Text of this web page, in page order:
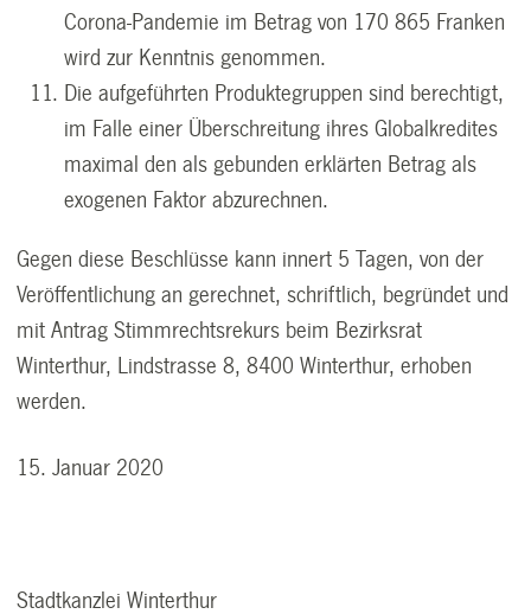
Corona-Pandemie im Betrag von 170 865 Franken
wird zur Kenntnis genommen.
Die aufgeführten Produktegruppen sind berechtigt,
im Falle einer Überschreitung ihres Globalkredites
maximal den als gebunden erklärten Betrag als
exogenen Faktor abzurechnen.
Gegen diese Beschlüsse kann innert 5 Tagen, von der
Veröffentlichung an gerechnet, schriftlich, begründet und
mit Antrag Stimmrechtsrekurs beim Bezirksrat
Winterthur, Lindstrasse 8, 8400 Winterthur, erhoben
werden.
15. Januar 2020
Stadtkanzlei Winterthur